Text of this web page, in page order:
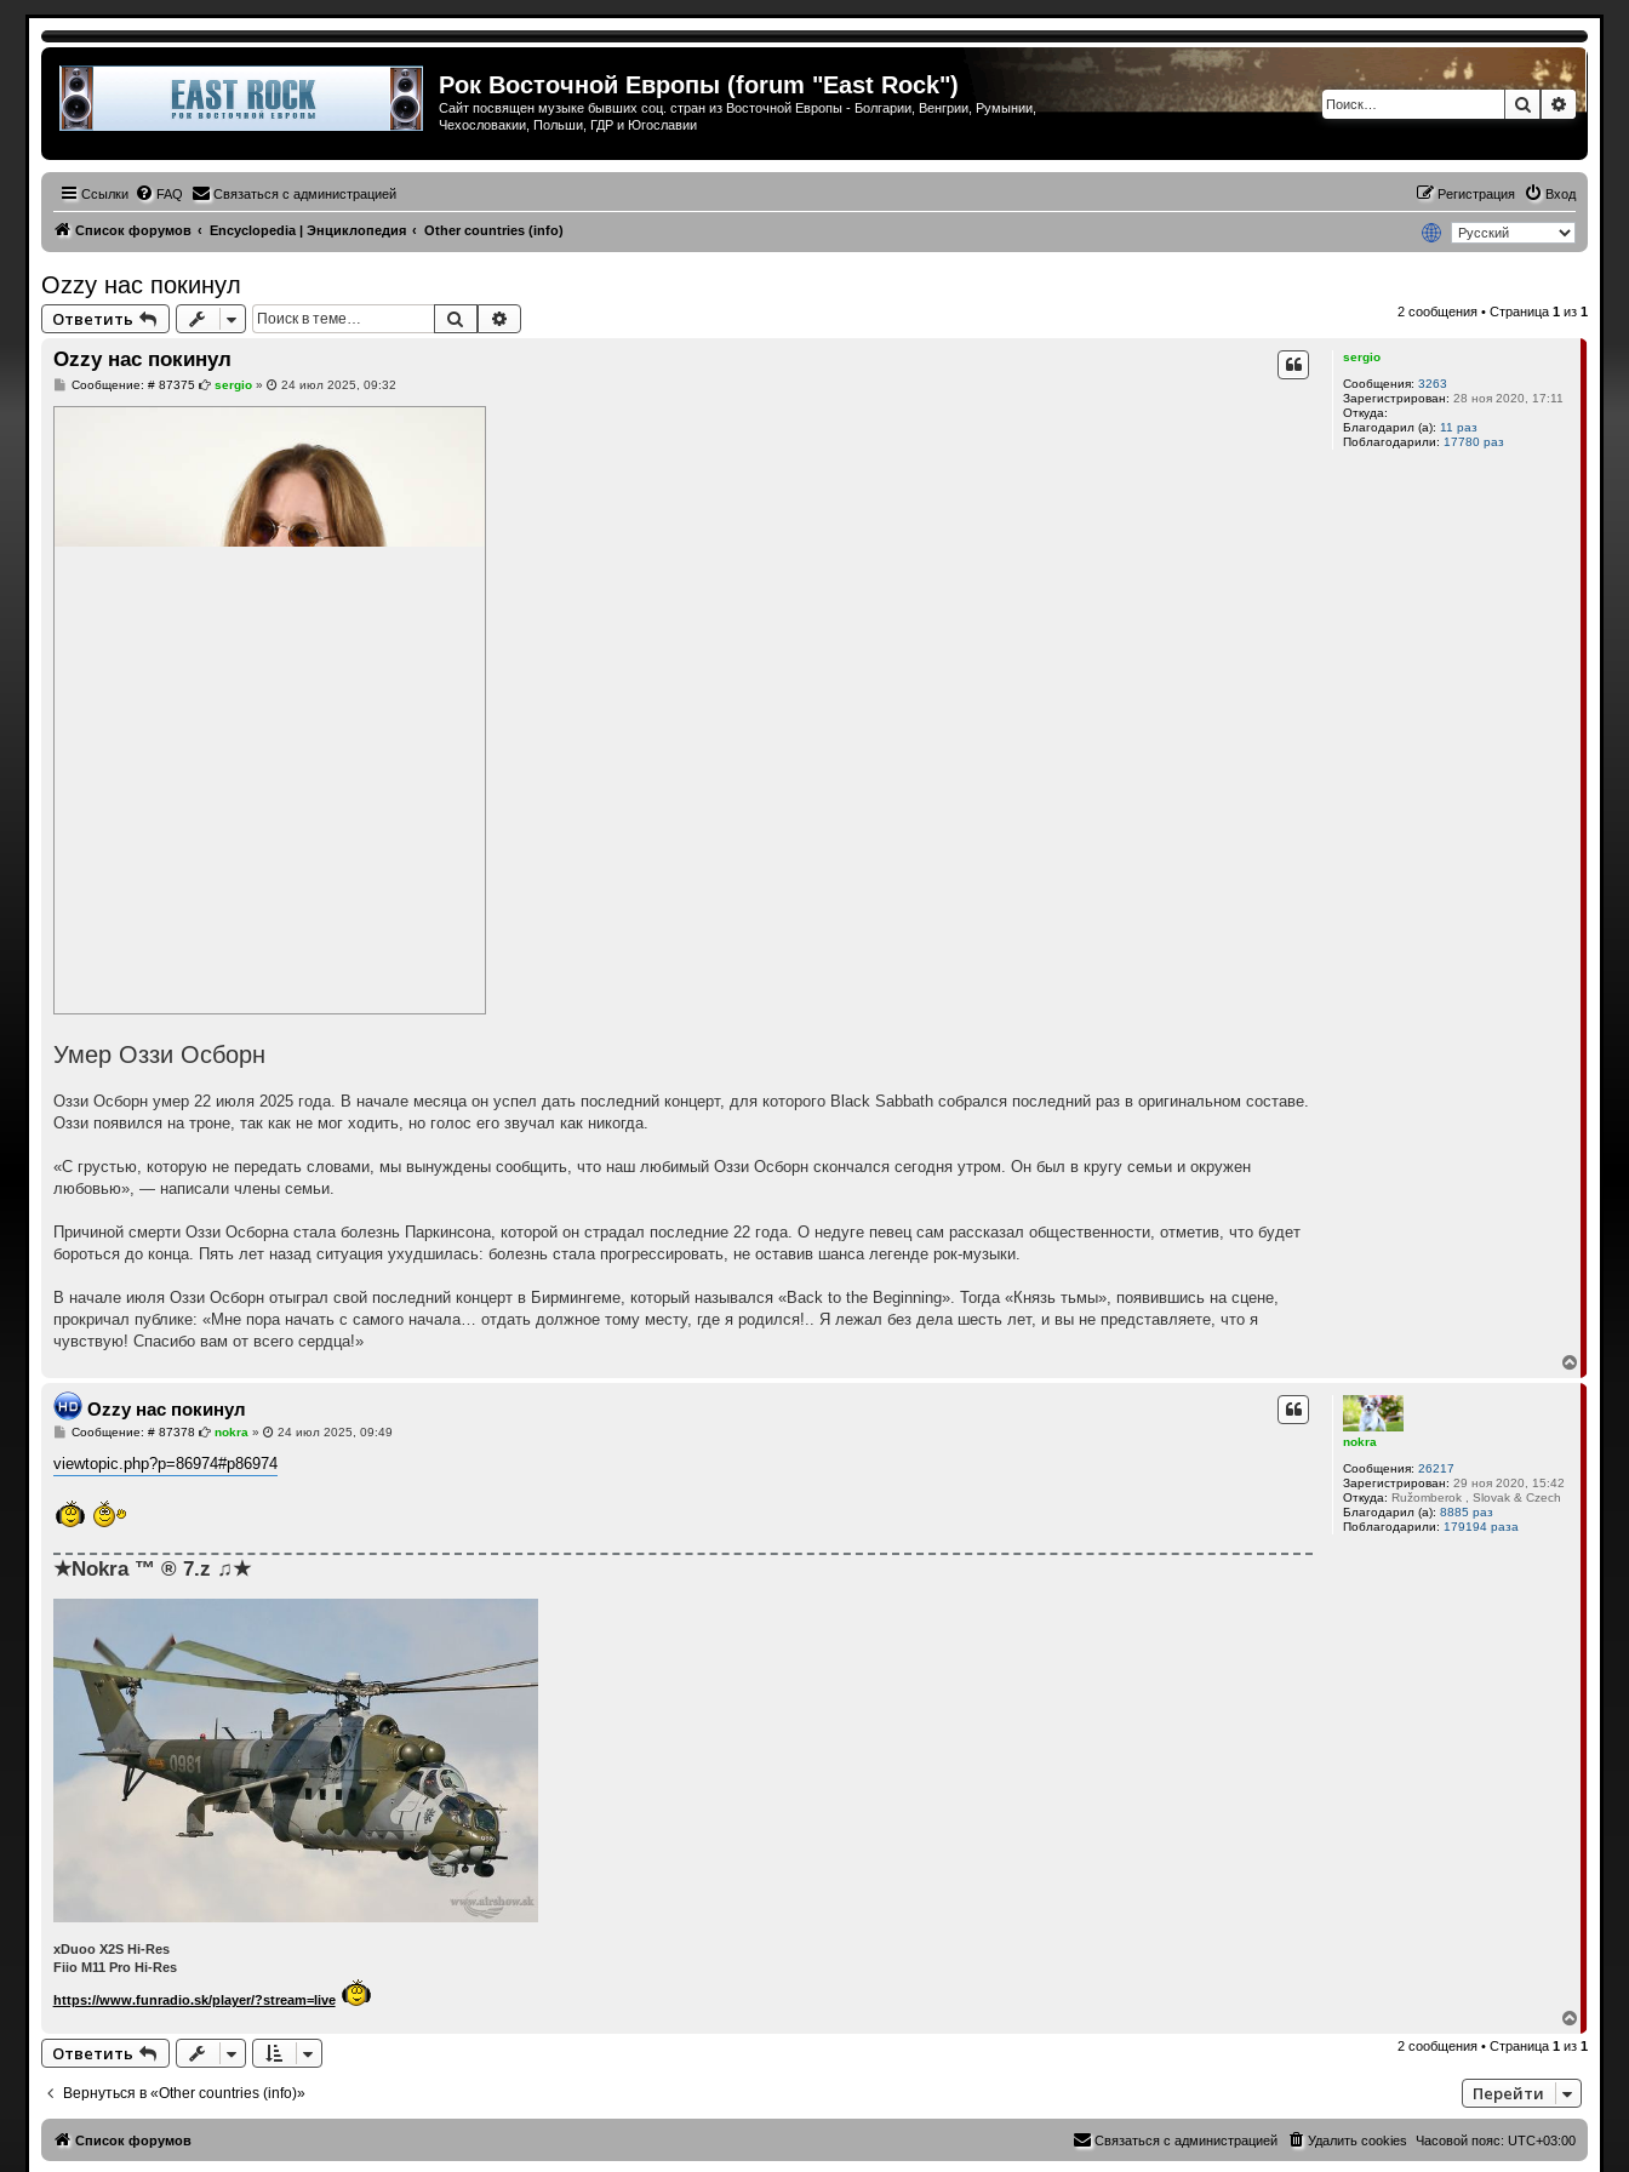
Рок Восточной Европы (forum "East Rock")
Сайт посвящен музыке бывших соц. стран из Восточной Европы - Болгарии, Венгрии, Румынии,
Чехословакии, Польши, ГДР и Югославии
Поиск
Ссылки FAQ Связаться с администрацией Вход
Регистрация
Список форумов Encyclopedia | Энциклопедия Other countries (info)
Ozzy нас покинул
Ответить Поиск 2 сообщения • Страница1 из1
sergio
Сообщения: 3263
Зарегистрирован: 28 ноя 2020, 17:11
Откуда:
Благодарил (а): 11 раз
Поблагодарили: 17780 раз
Ozzy нас покинул
Сообщение: # 87375С
sergio » 24 июл 2025, 09:32
Умер Оззи Осборн
Оззи Осборн умер 22 июля 2025 года. В начале месяца он успел дать последний концерт, для которого Black Sabbath собрался последний раз в оригинальном составе.
Оззи появился на троне, так как не мог ходить, но голос его звучал как никогда.
«С грустью, которую не передать словами, мы вынуждены сообщить, что наш любимый Оззи Осборн скончался сегодня утром. Он был в кругу семьи и окружен
любовью», — написали члены семьи.
Причиной смерти Оззи Осборна стала болезнь Паркинсона, которой он страдал последние 22 года. О недуге певец сам рассказал общественности, отметив, что будет
бороться до конца. Пять лет назад ситуация ухудшилась: болезнь стала прогрессировать, не оставив шанса легенде рок-музыки.
В начале июля Оззи Осборн отыграл свой последний концерт в Бирмингеме, который назывался «Back to the Beginning». Тогда «Князь тьмы», появившись на сцене,
прокричал публике: «Мне пора начать с самого начала… отдать должное тому месту, где я родился!.. Я лежал без дела шесть лет, и вы не представляете, что я
чувствую! Спасибо вам от всего сердца!»
е
nokra
Сообщения: 26217
Зарегистрирован: 29 ноя 2020, 15:42
Откуда: Ružomberok , Slovak & Czech
Благодарил (а): 8885 раз
Поблагодарили: 179194 раза
Ozzy нас покинул
Сообщение: # 87378 С
о
б
nokra » 24 июл 2025, 09:49
viewtopic.php?p=86974#p86974
★Nokra ™ ® 7.z ♫★
xDuoo X2S Hi-Res
Fiio M11 Pro Hi-Res
https://www.funradio.sk/player/?stream=live
е
р
у
т
ь
я
Ответить 2 сообщения • Страница1 из1
Вернуться в «Other countries (info)» Перейти
Список форумов Часовой пояс:UTC+03:00
Удалить cookies
Связаться с администрацией